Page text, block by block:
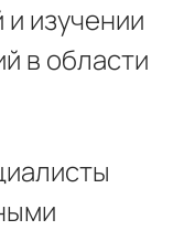
изучении
в области